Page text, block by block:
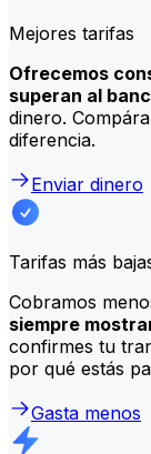
Mejores tarifas
Ofrecemos
superan al
dinero.
diferencia.
Enviar dinero
Tarifas más
Cobramos
siempre
confirmes tu
por qué estás
Gasta menos